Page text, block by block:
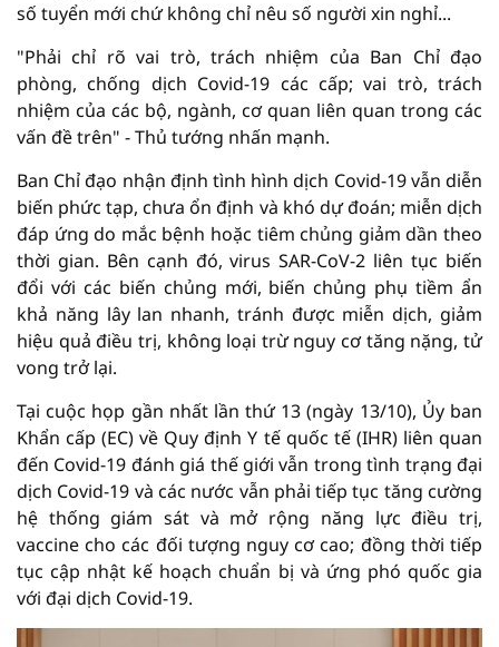
số tuyển mới chứ không chỉ nêu số người xin nghỉ...
"Phải chỉ rõ vai trò, trách nhiệm của Ban Chỉ đạo
phòng, chống dịch Covid-19 các cấp; vai trò, trách
nhiệm của các bộ, ngành, cơ quan liên quan trong các
vấn đề trên" - Thủ tướng nhấn mạnh.
Ban Chỉ đạo nhận định tình hình dịch Covid-19 vẫn diễn
biến phức tạp, chưa ổn định và khó dự đoán; miễn dịch
đáp ứng do mắc bệnh hoặc tiêm chủng giảm dần theo
thời gian. Bên cạnh đó, virus SAR-CoV-2 liên tục biến
đổi với các biến chủng mới, biến chủng phụ tiềm ẩn
khả năng lây lan nhanh, tránh được miễn dịch, giảm
hiệu quả điều trị, không loại trừ nguy cơ tăng nặng, tử
vong trở lại.
Tại cuộc họp gần nhất lần thứ 13 (ngày 13/10), Ủy ban
Khẩn cấp (EC) về Quy định Y tế quốc tế (IHR) liên quan
đến Covid-19 đánh giá thế giới vẫn trong tình trạng đại
dịch Covid-19 và các nước vẫn phải tiếp tục tăng cường
hệ thống giám sát và mở rộng năng lực điều trị,
vaccine cho các đối tượng nguy cơ cao; đồng thời tiếp
tục cập nhật kế hoạch chuẩn bị và ứng phó quốc gia
với đại dịch Covid-19.